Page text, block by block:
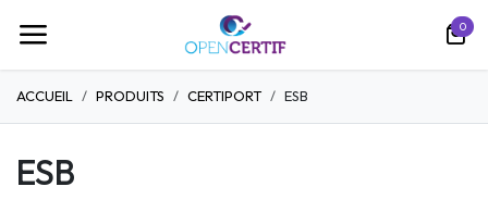
0
ACCUEIL PRODUITS CERTIPORT ESB
ESB